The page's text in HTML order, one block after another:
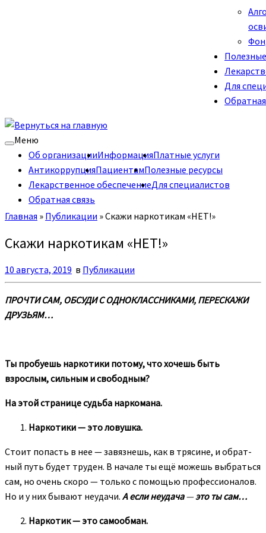
Для
Меню
Об организацииИнформацияПлатные услуги
АнтикоррупцияПациентамПолезные ресурсы
Лекарственное обеспечениеДля специалистов
Обратная связь
Главная » Публикации »Скажи наркотикам «НЕТ!»
Скажи наркотикам «НЕТ!»
10 августа, 2019 в Публикации
ПРОЧТИ САМ, ОБСУДИ С ОДНОКЛАССНИКАМИ, ПЕРЕСКАЖИ
ДРУЗЬЯМ…
Ты пробуешь наркотики потому, что хочешь быть
взрослым, сильным и свободным?
На этой странице судьба наркомана.
Наркотики — это ловушка.
Стоит попасть в нее — завязнешь, как в трясине, и обрат­
ный путь будет труден. В начале ты ещё можешь выбраться
сам, но очень скоро — только с помощью профессионалов.
Но и у них бывают неудачи. А если неудача—это ты сам…
Наркотик — это самообман.